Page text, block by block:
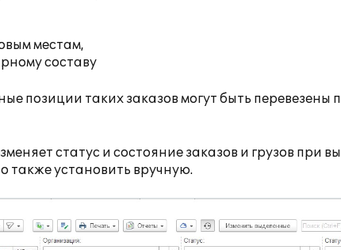
местам,
составу
позиции таких заказов могут быть перевезены
статус и состояние заказов и грузов при
также установить вручную.